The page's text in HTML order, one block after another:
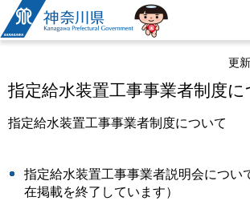
神奈川県
更
指定給水装置工事事業者制度に
指定給水装置工事事業者制度について
指定給水装置工事事業者説明会につい
在掲載を終了しています）